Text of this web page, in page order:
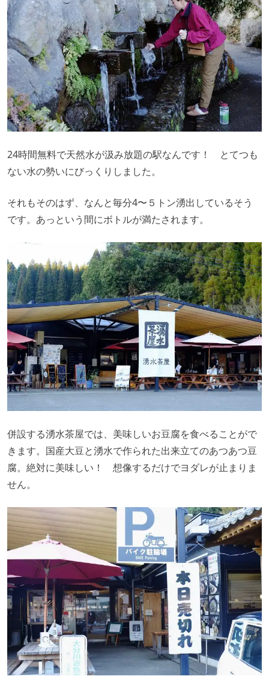
24時間無料で天然水が汲み放題の駅なんです！ とてつも
ない水の勢いにびっくりしました。
それもそのはず、なんと毎分4〜５トン湧出しているそう
です。あっという間にボトルが満たされます。
併設する湧水茶屋では、美味しいお豆腐を食べることがで
きます。国産大豆と湧水で作られた出来立てのあつあつ豆
腐。絶対に美味しい！ 想像するだけでヨダレが止まりま
せん。